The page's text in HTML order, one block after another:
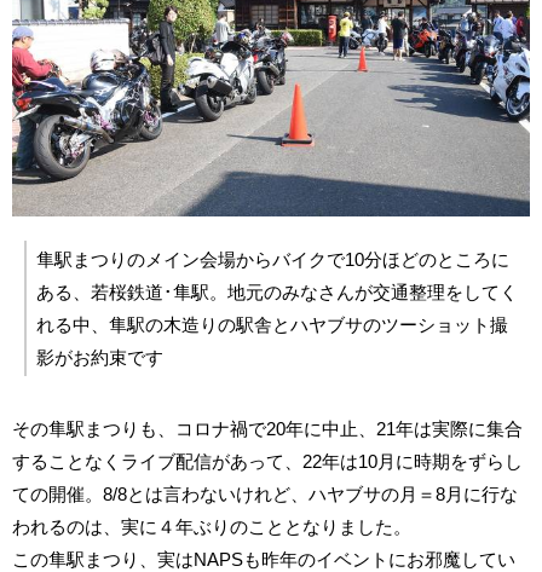
隼駅まつりのメイン会場からバイクで10分ほどのところに
ある、若桜鉄道･隼駅。地元のみなさんが交通整理をしてく
れる中、隼駅の木造りの駅舎とハヤブサのツーショット撮
影がお約束です
その隼駅まつりも、コロナ禍で20年に中止、21年は実際に集合
することなくライブ配信があって、22年は10月に時期をずらし
ての開催。8/8とは言わないけれど、ハヤブサの月＝8月に行な
われるのは、実に４年ぶりのこととなりました。
この隼駅まつり、実はNAPSも昨年のイベントにお邪魔してい